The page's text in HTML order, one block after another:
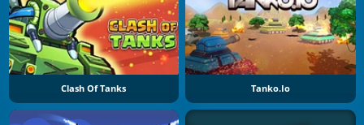
Clash Of Tanks Tanko.io